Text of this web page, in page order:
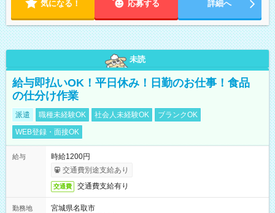
気になる！ 応募する 詳細へ
未読
給与即払いOK！平日休み！日勤のお仕事！食品
の仕分け作業
派遣 職種未経験OK 社会人未経験OK
ブランクOK
WEB登録・面接OK
給与
時給1200円
交通費別途支給あり
交通費 交通費支給有り
勤務地
宮城県名取市